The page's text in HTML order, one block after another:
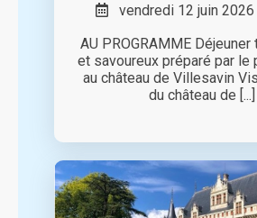
vendredi 12 juin 2026
AU PROGRAMME
et savoureux préparé par le
au château de Villesavin
du château de [...]